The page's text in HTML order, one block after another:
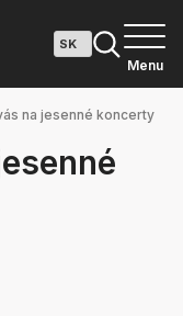
Menu
na jesenné koncerty